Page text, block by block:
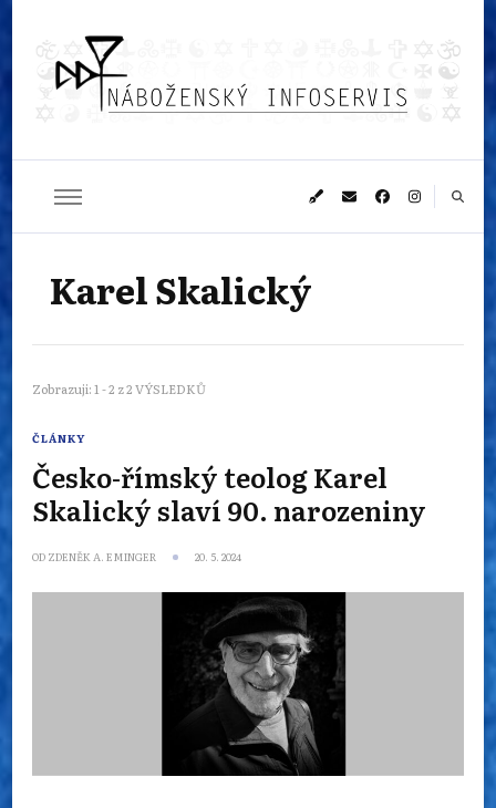
Náboženský
infoservis
Karel Skalický
Zobrazuji: 1 - 2 z 2 VÝSLEDKŮ
ČLÁNKY
Česko-římský teolog Karel
Skalický slaví 90. narozeniny
OD ZDENĚK A. EMINGER 20. 5. 2024